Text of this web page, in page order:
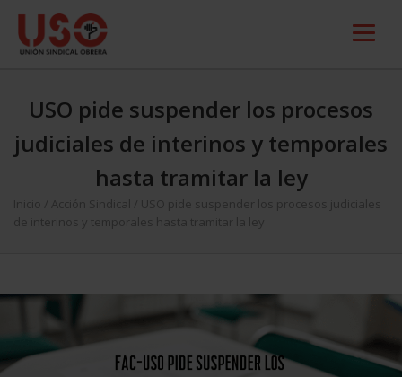
USO pide suspender los procesos
judiciales de interinos y temporales
hasta tramitar la ley
Inicio Acción Sindical
USO pide suspender los procesos judiciales
de interinos y temporales hasta tramitar la ley